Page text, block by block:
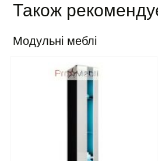
Також
Модульні меблі